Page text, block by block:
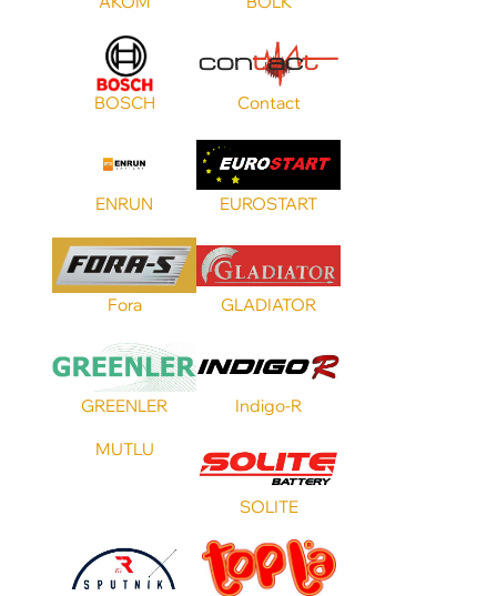
Ток холодной прокрутки
BOSCH Contact
ENRUN EUROSTART
Fora GLADIATOR
GREENLER Indigo-R
MUTLU
SOLITE